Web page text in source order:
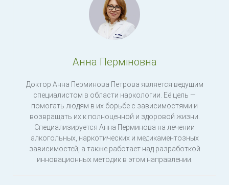
Анна Перміновна
Доктор Анна Перминова Петрова является ведущим
специалистом в области наркологии. Её цель —
помогать людям в их борьбе с зависимостями и
возвращать их к полноценной и здоровой жизни.
Специализируется Анна Перминова на лечении
алкогольных, наркотических и медикаментозных
зависимостей, а также работает над разработкой
инновационных методик в этом направлении.